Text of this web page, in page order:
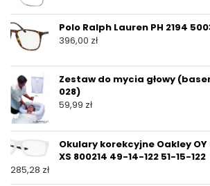
Polo Ralph Lauren PH 2194
396,00 zł
Zestaw do mycia głowy
028)
59,99 zł
Okulary korekcyjne Oakley OY
XS 800214 49-14-122 51-15-122
285,28 zł